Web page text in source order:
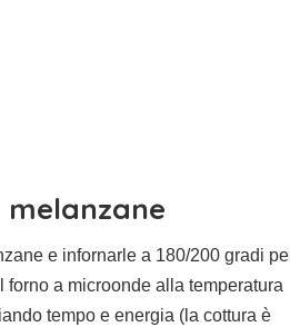
e infornarle a 180/200 gradi
a microonde alla temperatura
tempo e energia (la cottura è